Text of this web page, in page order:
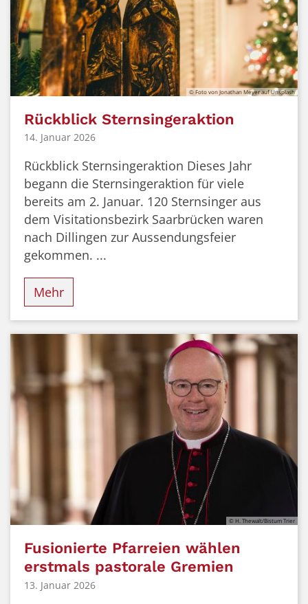
© Foto von Jonathan Meyer auf Unsplash
Rückblick Sternsingeraktion
14. Januar 2026
Rückblick Sternsingeraktion Dieses Jahr
begann die Sternsingeraktion für viele
bereits am 2. Januar. 120 Sternsinger aus
dem Visitationsbezirk Saarbrücken waren
nach Dillingen zur Aussendungsfeier
gekommen. ...
Mehr
© H. Thewalt/Bistum Trier
Fusionierte Pfarreien wählen
erstmals pastorale Gremien
13. Januar 2026